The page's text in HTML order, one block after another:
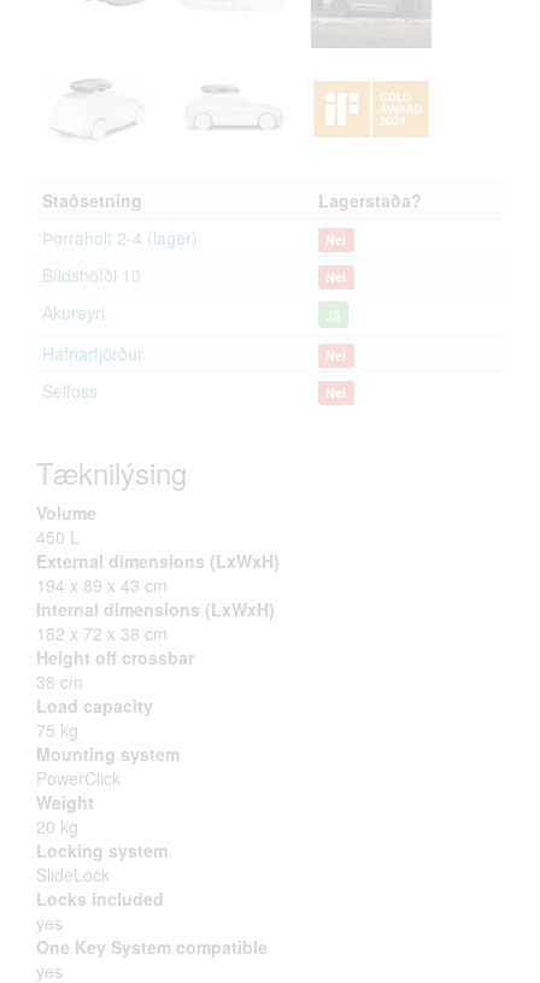
Staðsetning
Lagerstaða?
Þorraholt 2-4 (lager)
Nei
Bíldshöfði 10 Nei
Akureyri Já
Hafnarfjörður Nei
Selfoss Nei
Tæknilýsing
Volume
450 L
External dimensions (LxWxH)
194 x 89 x 43 cm
Internal dimensions (LxWxH)
182 x 72 x 38 cm
Height off crossbar
38 cm
Load capacity
75 kg
Mounting system
PowerClick
Weight
20 kg
Locking system
SlideLock
Locks included
yes
One Key System compatible
yes